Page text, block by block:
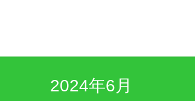
2024年6月